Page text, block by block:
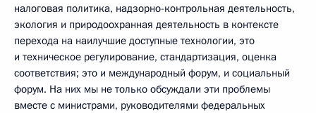
налоговая политика, надзорно-контрольная деятельность,
экология и природоохранная деятельность в контексте
перехода на наилучшие доступные технологии, это
и техническое регулирование, стандартизация, оценка
соответствия; это и международный форум, и социальный
форум. На них мы не только обсуждали эти проблемы
вместе с министрами, руководителями федеральных